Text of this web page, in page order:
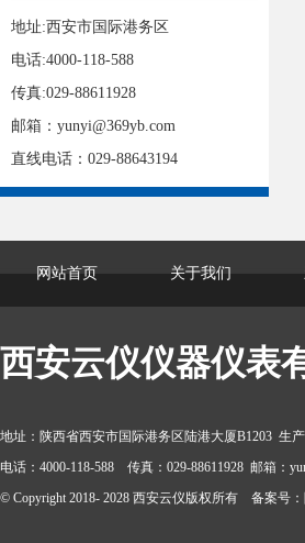
地址:西安市国际港务区
电话:4000-118-588
传真:029-88611928
邮箱：yunyi@369yb.com
直线电话：029-88643194
网站首页 关于我们
西安云仪仪器仪表
地址：陕西省西安市国际港务区陆港大厦B1203 生
电话：4000-118-588 传真：029-88611928 邮箱：
© Copyright 2018- 2028 西安云仪版权所有 备案号：